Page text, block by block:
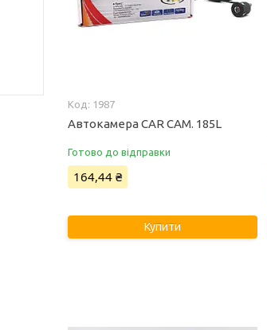
1987
Автокамера CAR CAM. 185L
Готово до відправки
164,44 ₴
Купити